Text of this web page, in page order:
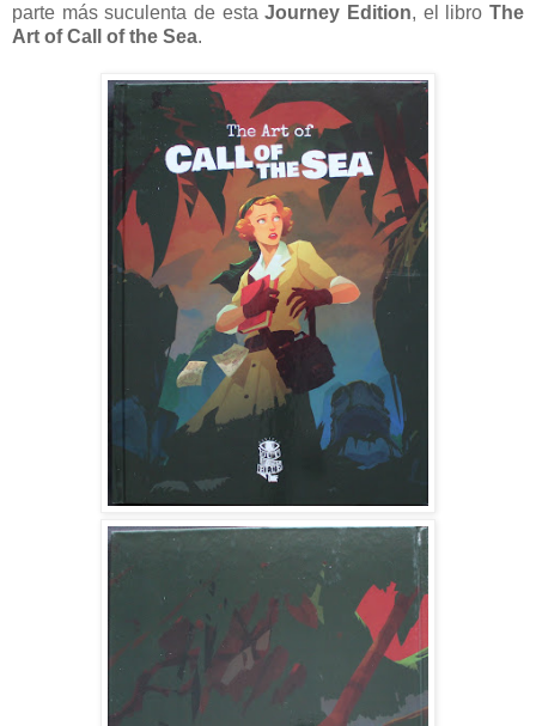
parte más suculenta de estaJourney Edition, el libroThe
Art of Call of the Sea.